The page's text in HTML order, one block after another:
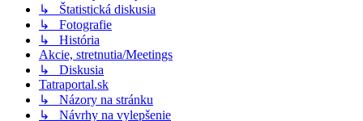
↳ Štatistická diskusia
↳ Fotografie
↳ História
Akcie, stretnutia/Meetings
↳ Diskusia
Tatraportal.sk
↳ Názory na stránku
↳ Návrhy na vylepšenie